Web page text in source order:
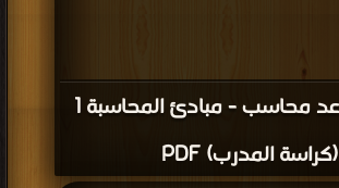
كتاب مساعد محاسب - مبادئ المحاسبة 1
(كراسة المدرب) PDF